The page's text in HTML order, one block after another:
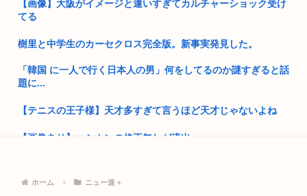
お盆休み3日目はじめる 高市早苗「休みは義務よ
えてない...
女）があ...
【画像】大阪がイメージと違いすぎてカルチャーショック受け
てる
樹里と中学生のカーセクロス完全版。新事実発見した。
「韓国 に一人で行く日本人の男」何をしてるのか謎すぎると話
題に...
【テニスの王子様】天才多すぎて言うほど天才じゃないよね
【画像あり】ハシカンの修正無しが流出www
ホーム ニュー速＋